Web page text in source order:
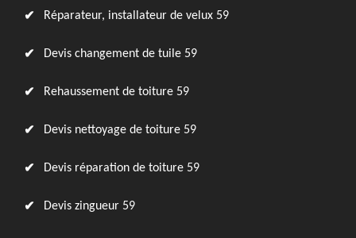
Réparateur, installateur de velux 59
Devis changement de tuile 59
Rehaussement de toiture 59
Devis nettoyage de toiture 59
Devis réparation de toiture 59
Devis zingueur 59